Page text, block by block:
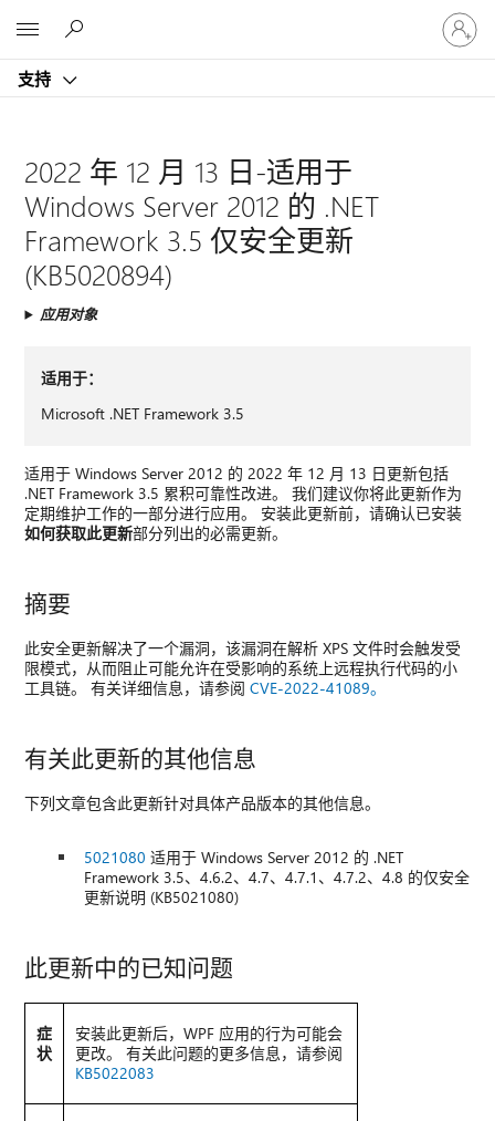
支持
请
登
录
2022 年 12 月 13 日-适用于
Windows Server 2012 的 .NET
Framework 3.5 仅安全更新
(KB5020894)
应用对象
适用于：
Microsoft .NET Framework 3.5
适用于 Windows Server 2012 的 2022 年 12 月 13 日更新包括
.NET Framework 3.5 累积可靠性改进。 我们建议你将此更新作为
定期维护工作的一部分进行应用。 安装此更新前，请确认已安装
如何获取此更新部分列出的必需更新。
摘要
此安全更新解决了一个漏洞，该漏洞在解析 XPS 文件时会触发受
限模式，从而阻止可能允许在受影响的系统上远程执行代码的小
工具链。 有关详细信息，请参阅CVE-2022-41089。
有关此更新的其他信息
下列文章包含此更新针对具体产品版本的其他信息。
5021080 适用于 Windows Server 2012 的 .NET
Framework 3.5、4.6.2、4.7、4.7.1、4.7.2、4.8 的仅安全
更新说明 (KB5021080)
此更新中的已知问题
症
状
安装此更新后，WPF 应用的行为可能会
更改。 有关此问题的更多信息，请参阅
KB5022083